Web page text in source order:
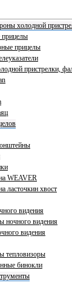
холодной
прицелы
прицелы
пристрелки,
WEAVER
ласточкин хвост
видения
ночного видения
видения
тепловизоры
бинокли